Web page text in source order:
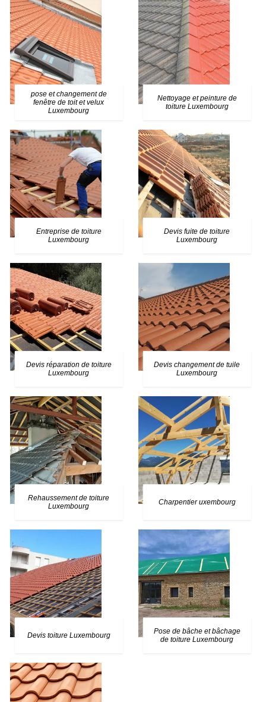
pose et changement de
fenêtre de toit et velux
Luxembourg
Nettoyage et peinture de
toiture Luxembourg
Entreprise de toiture
Luxembourg
Devis fuite de toiture
Luxembourg
Devis réparation de toiture
Luxembourg
Devis changement de tuile
Luxembourg
Rehaussement de toiture
Luxembourg
Charpentier uxembourg
Devis toiture Luxembourg
Pose de bâche et bâchage
de toiture Luxembourg